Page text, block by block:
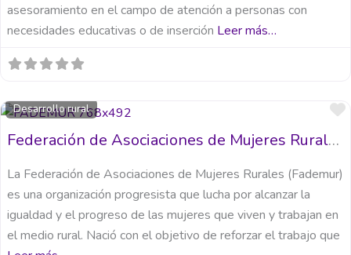
asesoramiento en el campo de atención a personas con
necesidades educativas o de inserción Leer más…
Desarrollo rural
Federación de Asociaciones de Mujeres Rurales (FADEMUR)
La Federación de Asociaciones de Mujeres Rurales (Fademur)
es una organización progresista que lucha por alcanzar la
igualdad y el progreso de las mujeres que viven y trabajan en
el medio rural. Nació con el objetivo de reforzar el trabajo que